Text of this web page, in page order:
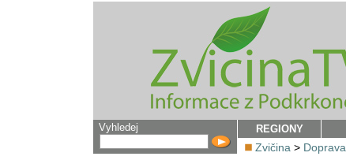
Vyhledej
REGIONY
Zvičina > Doprava